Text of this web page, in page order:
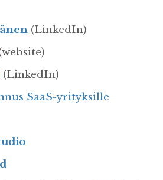
(LinkedIn)
(LinkedIn)
SaaS-yrityksille